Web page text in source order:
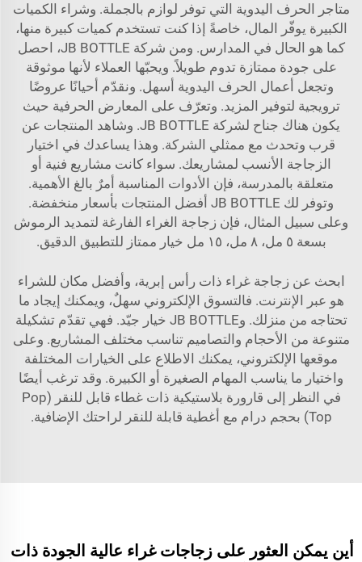
متاجر الحرف اليدوية التي توفر لوازم بالجملة. وشراء الكميات
الكبيرة يوفّر المال، خاصةً إذا كنت تستخدم كميات كبيرة منها،
كما هو الحال في المدارس. ومن شركة JB BOTTLE، احصل
على جودة ممتازة تدوم طويلاً. ويحبّها العملاء لأنها موثوقة
وتجعل أعمال الحرف اليدوية أسهل. ونقدّم أحيانًا عروضًا
ترويجية لتوفير المزيد. وتعرّف على المعارض الحرفية حيث
يكون هناك جناح لشركة JB BOTTLE. وشاهد المنتجات عن
قرب وتحدث مع ممثلي الشركة. وهذا يساعدك في اختيار
الزجاجة الأنسب لمشاريعك. سواء كانت مشاريع فنية أو
متعلقة بالمدرسة، فإن الأدوات المناسبة أمرٌ بالغ الأهمية.
وتوفر لك JB BOTTLE أفضل المنتجات بأسعار منخفضة.
وعلى سبيل المثال، فإن زجاجة الغراء الفارغة لتمديد الرموش
بسعة ٥ مل، ٨ مل، ١٥ مل
خيار ممتاز للتطبيق الدقيق.
ابحث عن زجاجة غراء ذات رأس إبرية، وأفضل مكان للشراء
هو عبر الإنترنت. فالتسوق الإلكتروني سهلٌ، ويمكنك إيجاد ما
تحتاجه من منزلك. وJB BOTTLE خيار جيّد. فهي تقدّم تشكيلة
متنوعة من الأحجام والتصاميم تناسب مختلف المشاريع. وعلى
موقعها الإلكتروني، يمكنك الاطلاع على الخيارات المختلفة
واختيار ما يناسب المهام الصغيرة أو الكبيرة. وقد ترغب أيضًا
في النظر إلى
قارورة بلاستيكية ذات غطاء قابل للنقر (Pop
Top) بحجم درام مع أغطية قابلة للنقر
لراحتك الإضافية.
أين يمكن العثور على زجاجات غراء عالية الجودة ذات